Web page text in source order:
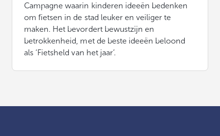
Campagne waarin kinderen ideeën bedenken
om fietsen in de stad leuker en veiliger te
maken. Het bevordert bewustzijn en
betrokkenheid, met de beste ideeën beloond
als ‘Fietsheld van het jaar’.